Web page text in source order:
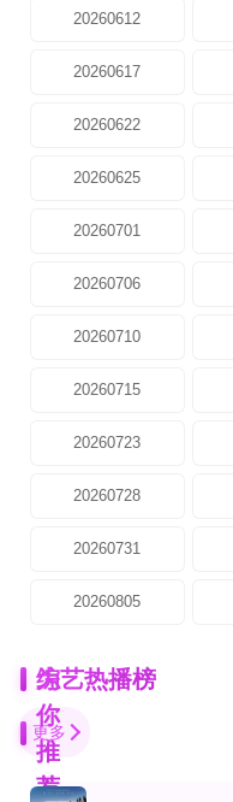
20260612
20260617
20260622
20260625
20260701
20260706
20260710
20260715
20260723
20260728
20260731
20260805
为
你
推
荐
综艺热播榜
更多